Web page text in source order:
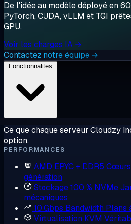
De l'idée au modèle déployé en
PyTorch, CUDA, vLLM et TGI
GPU.
Voir les charges IA →
Contactez notre équipe →
Ce que chaque serveur Cloudzy
option.
PERFORMANCES
AMD EPYC + DDR5 Cœurs
génération
Stockage 100 % NVMe
mécaniques
10 Gbps Bandwidth Plans
Virtualisation KVM